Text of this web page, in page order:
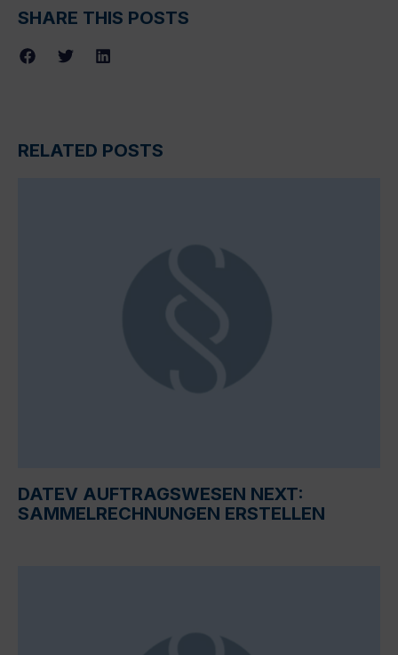
SHARE THIS POSTS
RELATED POSTS
DATEV AUFTRAGSWESEN NEXT:
SAMMELRECHNUNGEN ERSTELLEN